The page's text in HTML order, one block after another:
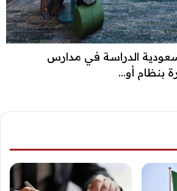
الدراسة في مدارس
بنظام أو...